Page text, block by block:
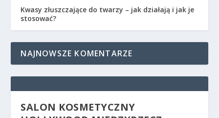
Kwasy złuszczające do twarzy – jak działają i jak je
stosować?
NAJNOWSZE KOMENTARZE
SALON KOSMETYCZNY